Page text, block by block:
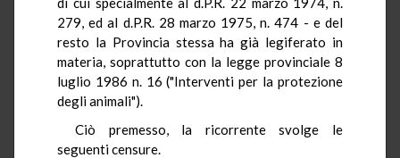
279, ed al d.P.R. 28 marzo 1975, n. 474 - e del
resto la Provincia stessa ha già legiferato in
materia, soprattutto con la legge provinciale 8
luglio 1986 n. 16 ("Interventi per la protezione
degli animali").
Ciò premesso, la ricorrente svolge le
seguenti censure.